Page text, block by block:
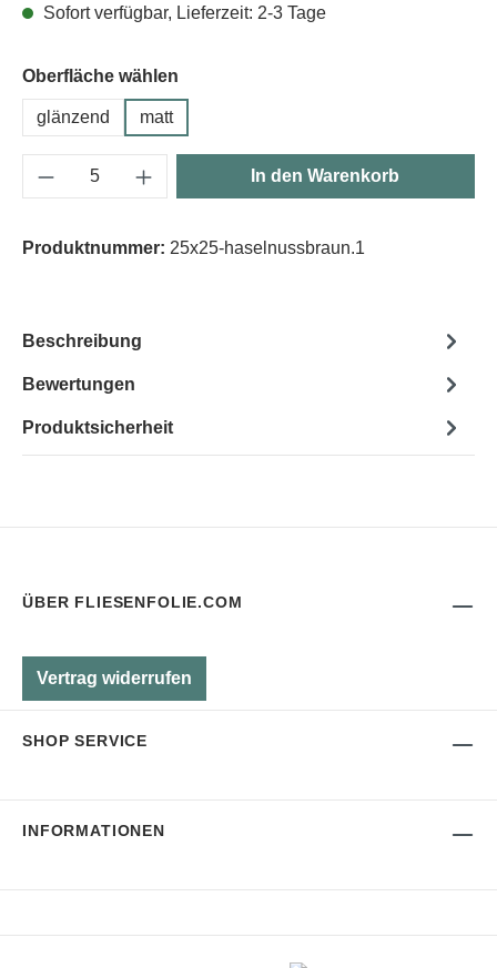
Sofort verfügbar, Lieferzeit: 2-3 Tage
Oberfläche wählen
glänzend matt
Produkt Anzahl: Gib den gewünschten
In den Warenkorb
Produktnummer: 25x25-haselnussbraun.1
Beschreibung
Bewertungen
Produktsicherheit
ÜBER FLIESENFOLIE.COM
Vertrag widerrufen
SHOP SERVICE
INFORMATIONEN